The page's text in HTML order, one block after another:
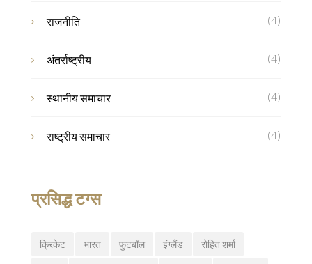
राजनीति (4)
अंतर्राष्ट्रीय (4)
स्थानीय समाचार (4)
राष्ट्रीय समाचार (4)
प्रसिद्ध टग्स
क्रिकेट भारत फुटबॉल इंग्लैंड रोहित शर्मा